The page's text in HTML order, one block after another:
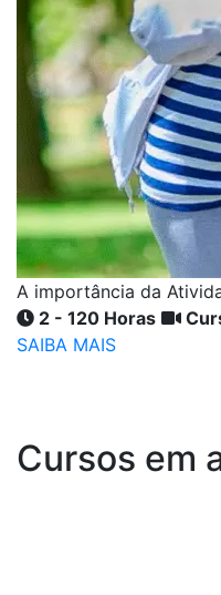
A importância da
2 - 120 Horas
SAIBA MAIS
Cursos em